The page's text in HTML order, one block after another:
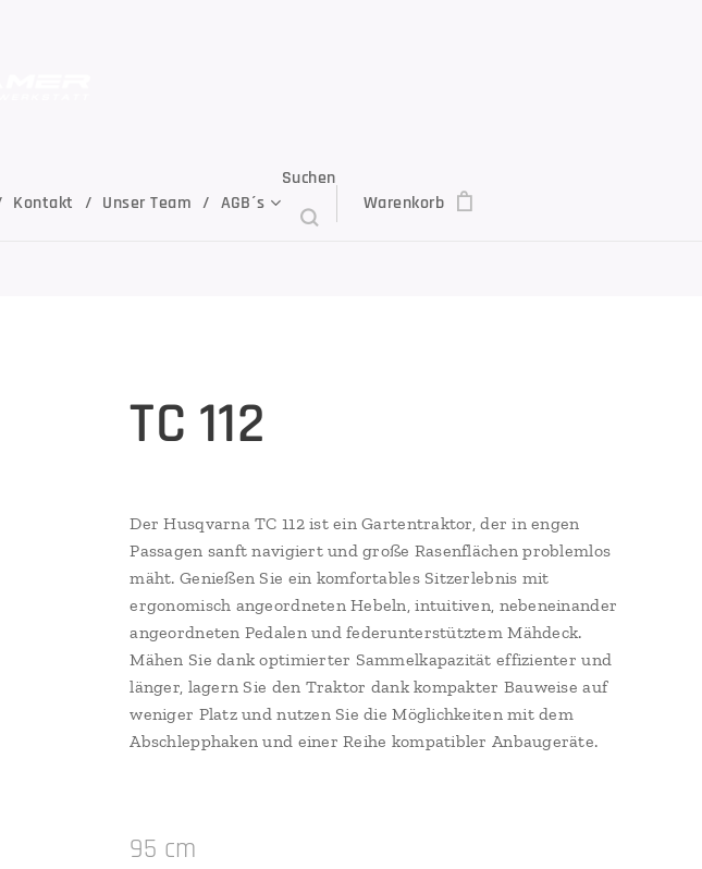
Kontakt Unser Team AGB´s
Suchen
Warenkorb
TC 112
Der Husqvarna TC 112 ist ein Gartentraktor, der in engen
Passagen sanft navigiert und große Rasenflächen problemlos
mäht. Genießen Sie ein komfortables Sitzerlebnis mit
ergonomisch angeordneten Hebeln, intuitiven, nebeneinander
angeordneten Pedalen und federunterstütztem Mähdeck.
Mähen Sie dank optimierter Sammelkapazität effizienter und
länger, lagern Sie den Traktor dank kompakter Bauweise auf
weniger Platz und nutzen Sie die Möglichkeiten mit dem
Abschlepphaken und einer Reihe kompatibler Anbaugeräte.
95 cm